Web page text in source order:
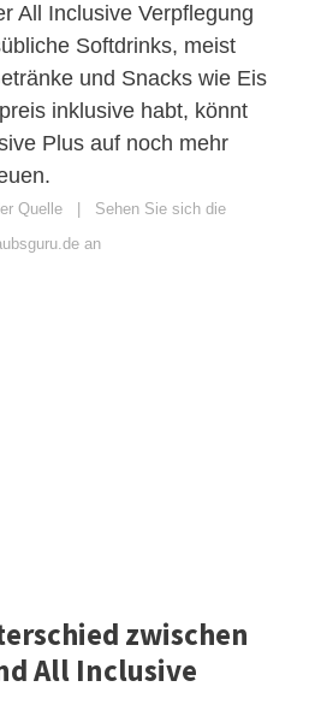
All Inclusive Verpflegung
Softdrinks, meist
und Snacks wie Eis
inklusive habt, könnt
Plus auf noch mehr
Quelle
Sehen Sie sich die
an
zwischen
All Inclusive